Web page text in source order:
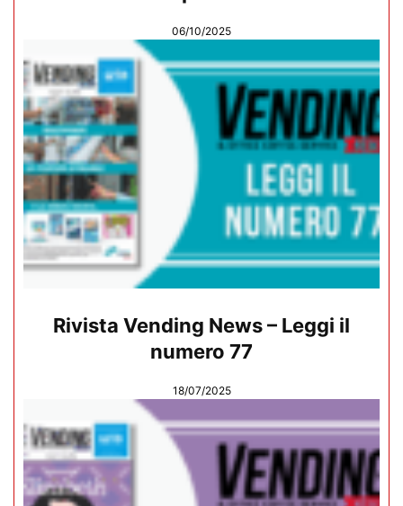
06/10/2025
Rivista Vending News – Leggi il
numero 77
18/07/2025